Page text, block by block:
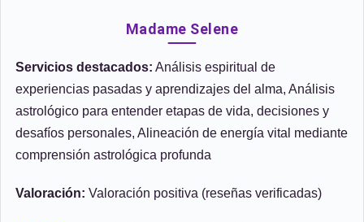
Madame Selene
Servicios destacados: Análisis espiritual de
experiencias pasadas y aprendizajes del alma, Análisis
astrológico para entender etapas de vida, decisiones y
desafíos personales, Alineación de energía vital mediante
comprensión astrológica profunda
Valoración: Valoración positiva (reseñas verificadas)